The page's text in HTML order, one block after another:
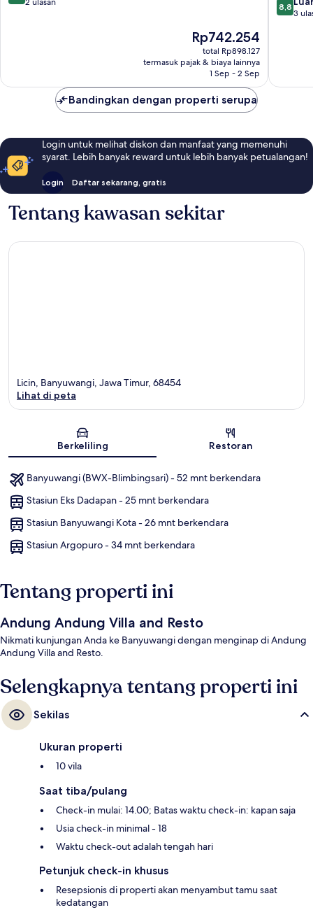
Harga
sekarang
Rp742.254
Rp742.254
total Rp898.127
termasuk pajak & biaya lainnya
1 Sep - 2 Sep
dari
8,8
3
Bandingkan dengan properti serupa
Login untuk melihat diskon dan manfaat yang memenuhi
syarat. Lebih banyak reward untuk lebih banyak petualangan!
Login Daftar sekarang, gratis
Tentang kawasan sekitar
Licin, Banyuwangi, Jawa Timur, 68454
Lihat di peta
Berkeliling Restoran
Banyuwangi (BWX-Blimbingsari) - 52 mnt berkendara
Stasiun Eks Dadapan - 25 mnt berkendara
Stasiun Banyuwangi Kota - 26 mnt berkendara
Stasiun Argopuro - 34 mnt berkendara
Tentang properti ini
Andung Andung Villa and Resto
Nikmati kunjungan Anda ke Banyuwangi dengan menginap di Andung
Andung Villa and Resto.
Selengkapnya tentang properti ini
Sekilas
Ukuran properti
10 vila
Saat tiba/pulang
Check-in mulai: 14.00; Batas waktu check-in: kapan saja
Usia check-in minimal - 18
Waktu check-out adalah tengah hari
Petunjuk check-in khusus
Resepsionis di properti akan menyambut tamu saat
kedatangan